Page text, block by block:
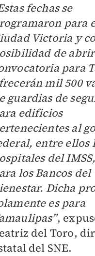
fechas se
para
Victoria y
de
para
mil 500
guardias de
edificios
al
entre ellos
del
los Bancos del
Dicha
es para
,
del Toro,
del SNE.